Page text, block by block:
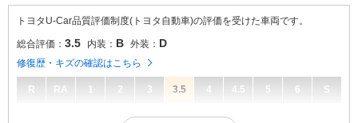
トヨタU-Car品質評価制度(トヨタ自動車)の評価を受けた車両です。
総合評価： 3.5 内装： B 外装： D
修復歴・キズの確認はこちら
R RA 1 2 3 3.5 4 4.5 5 6 S